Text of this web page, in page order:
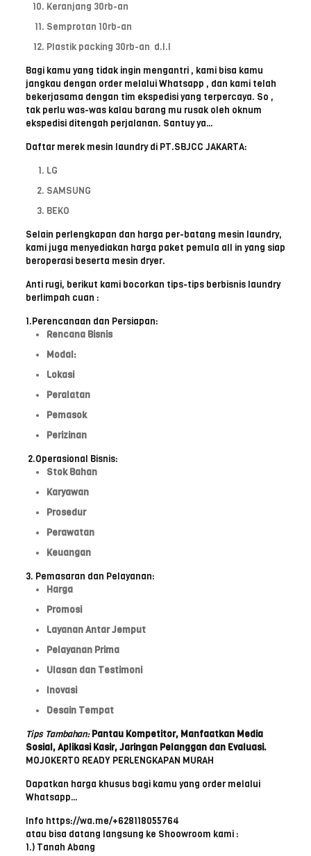
Keranjang 30rb-an
Semprotan 10rb-an
Plastik packing 30rb-an d.l.l
Bagi kamu yang tidak ingin mengantri , kami bisa kamu
jangkau dengan order melalui Whatsapp , dan kami telah
bekerjasama dengan tim ekspedisi yang terpercaya. So ,
tak perlu was-was kalau barang mu rusak oleh oknum
ekspedisi ditengah perjalanan. Santuy ya…
Daftar merek mesin laundry di PT.SBJCC JAKARTA:
LG
SAMSUNG
BEKO
Selain perlengkapan dan harga per-batang mesin laundry,
kami juga menyediakan harga paket pemula all in yang siap
beroperasi beserta mesin dryer.
Anti rugi, berikut kami bocorkan tips-tips berbisnis laundry
berlimpah cuan :
1.Perencanaan dan Persiapan:
Rencana Bisnis
Modal:
Lokasi
Peralatan
Pemasok
Perizinan
2.Operasional Bisnis:
Stok Bahan
Karyawan
Prosedur
Perawatan
Keuangan
3. Pemasaran dan Pelayanan:
Harga
Promosi
Layanan Antar Jemput
Pelayanan Prima
Ulasan dan Testimoni
Inovasi
Desain Tempat
Tips Tambahan:Pantau Kompetitor, Manfaatkan Media
Sosial,Aplikasi Kasir,Jaringan Pelanggan dan Evaluasi.
MOJOKERTO READY PERLENGKAPAN MURAH
Dapatkan harga khusus bagi kamu yang order melalui
Whatsapp…
Info https://wa.me/+628118055764
atau bisa datang langsung ke Shoowroom kami :
1.) Tanah Abang